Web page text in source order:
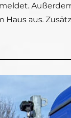
aus.
und